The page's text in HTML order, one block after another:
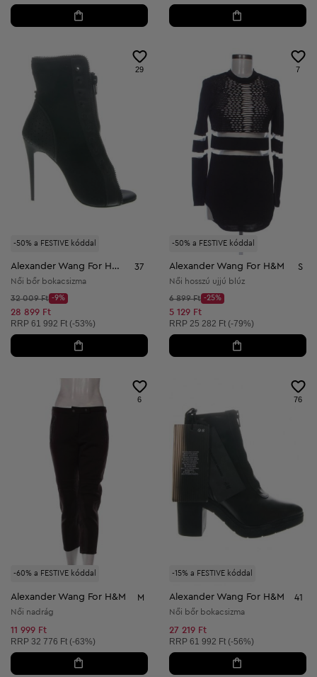
-50% a FESTIVE kóddal
29
Alexander Wang For H&M 37
Női bőr bokacsizma
Kezdő ár:
32 009 Ft
Discount Price:
-9%
Csökkentett ár:
28 899 Ft
Ajánlott ár:
RRP 61 992 Ft (-53%)
-50% a FESTIVE kóddal
7
Alexander Wang For H&M S
Női hosszú ujjú blúz
Kezdő ár:
6 899 Ft
Discount Price:
-25%
Csökkentett ár:
5 129 Ft
Ajánlott ár:
RRP 25 282 Ft (-79%)
-60% a FESTIVE kóddal
6
Alexander Wang For H&M M
Női nadrág
11 999 Ft
Ajánlott ár:
RRP 32 776 Ft (-63%)
-15% a FESTIVE kóddal
76
Alexander Wang For H&M 41
Női bőr bokacsizma
27 219 Ft
Ajánlott ár:
RRP 61 992 Ft (-56%)